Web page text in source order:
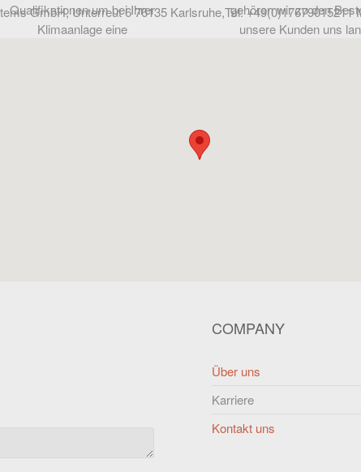
Qualifikationen um bei Ihrer
Klimaanlage eine
gehören wir zu den
unsere Kunden uns
GmbH, Unterreut 6 76135 Karlsruhe,Tel: +49(0)17679015211
COMPANY
Über uns
Karriere
Kontakt uns